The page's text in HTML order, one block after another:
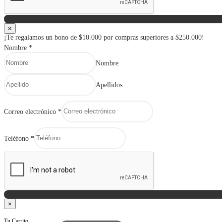
×
¡Te regalamos un bono de $10.000 por compras superiores a $250.000!
Nombre *
Nombre
Apellidos
Correo electrónico *
Teléfono *
×